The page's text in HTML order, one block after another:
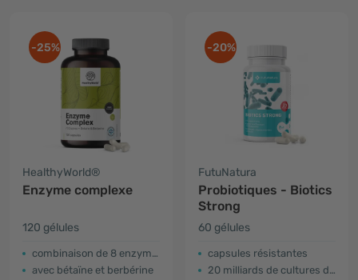
-25%
HealthyWorld®
Enzyme complexe
120 gélules
combinaison de 8 enzymes
avec bétaïne et berbérine
-20%
FutuNatura
Probiotiques - Biotics
Strong
60 gélules
capsules résistantes
20 milliards de cultures dans chaque gélule